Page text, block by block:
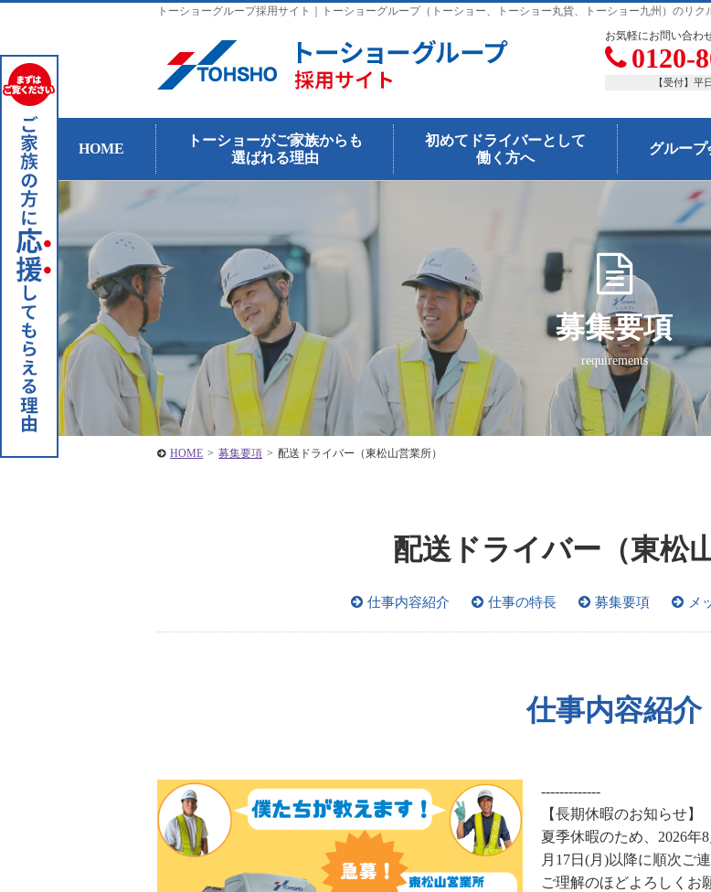
トーショーグループ採用サイト｜トーショーグループ（トーショー、トーショー丸貨、トーショー九州）のリ
HOME
トーショーがご家族からも
選ばれる理由
初めてドライバーとして
働く方へ
グルー
お気軽にお問い合わ
0120-
【受付】平
募集要項
requirements
HOME > 募集要項 > 配送ドライバー（東松山営業所）
配送ドライバー（東松
仕事内容紹介 仕事の特長 募集要項 メ
仕事内容紹介
-------------
【長期休暇のお知らせ】
夏季休暇のため、2026年
月17日(月)以降に順次ご
ご理解のほどよろしくお